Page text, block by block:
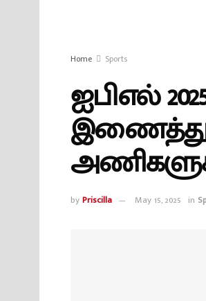
Home Sports
ஐபிஎல்
byPriscilla May 15, 2025 in